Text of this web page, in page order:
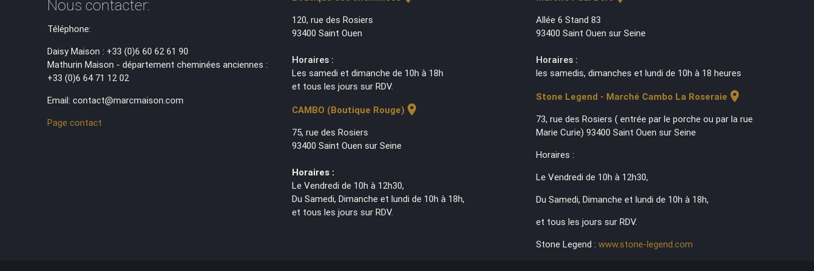
Nous contacter:
Téléphone:
Daisy Maison : +33 (0)6 60 62 61 90
Mathurin Maison - département cheminées anciennes :
+33 (0)6 64 71 12 02
Email: contact@marcmaison.com
Page contact
120, rue des Rosiers
93400 Saint Ouen
Horaires :
Les samedi et dimanche de 10h à 18h
et tous les jours sur RDV.
CAMBO (Boutique Rouge) location_on
75, rue des Rosiers
93400 Saint Ouen sur Seine
Horaires :
Le Vendredi de 10h à 12h30,
Du Samedi, Dimanche et lundi de 10h à 18h,
et tous les jours sur RDV.
Allée 6 Stand 83
93400 Saint Ouen sur Seine
Horaires :
les samedis, dimanches et lundi de 10h à 18 heures
Stone Legend - Marché Cambo La Roseraie location_on
73, rue des Rosiers ( entrée par le porche ou par la rue
Marie Curie) 93400 Saint Ouen sur Seine
Horaires :
Le Vendredi de 10h à 12h30,
Du Samedi, Dimanche et lundi de 10h à 18h,
et tous les jours sur RDV.
Stone Legend : www.stone-legend.com